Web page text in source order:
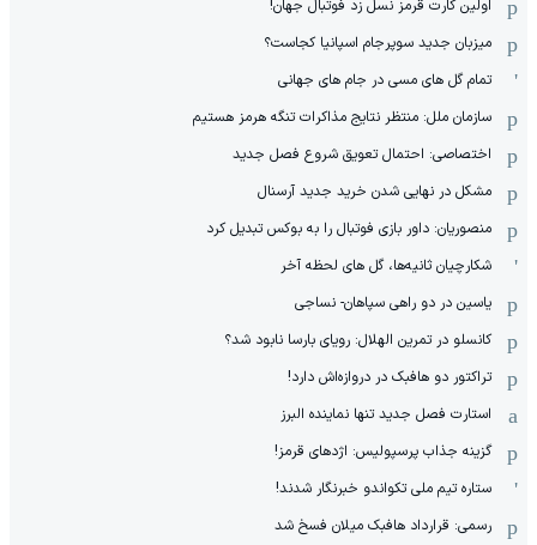
اولین کارت قرمز نسل زد فوتبال جهان!
میزبان جدید سوپرجام اسپانیا کجاست؟
تمام گل های مسی در جام های جهانی
سازمان ملل: منتظر نتایج مذاکرات تنگه هرمز هستیم
اختصاصی: احتمال تعویق شروع فصل جدید
مشکل در نهایی شدن خرید جدید آرسنال
منصوریان: داور بازی فوتبال را به بوکس تبدیل کرد
شکارچیان ثانیه‌ها، گل های لحظه آخر
یاسین در دو راهی سپاهان- نساجی
کانسلو در تمرین الهلال: رویای بارسا نابود شد؟
تراکتور دو هافبک در دروازه‌اش دارد!
استارت فصل جدید تنها نماینده البرز
گزینه جذاب پرسپولیس: اژدهای قرمز!
ستاره تیم ملی تکواندو خبرنگار شدند!
رسمی: قرارداد هافبک میلان فسخ شد